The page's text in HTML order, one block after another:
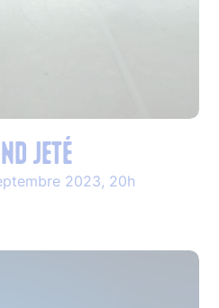
Jeté
2023, 20h